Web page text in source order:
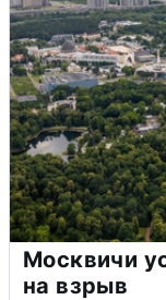
Москвичи
на взрыв